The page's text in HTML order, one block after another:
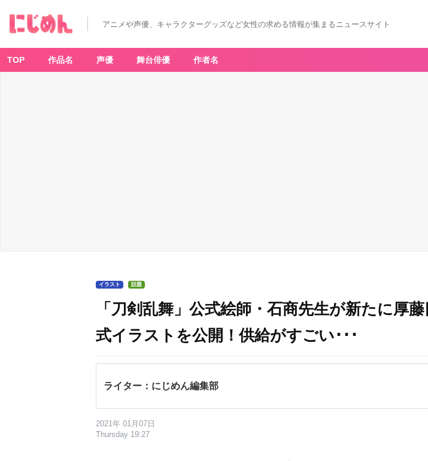
アニメや声優、キャラクターグッズなど女性の求める情報が集まるニュースサイト
TOP 作品名 声優 舞台俳優 作者名
イラスト 話題
「刀剣乱舞」公式絵師・石商先生が新たに厚
式イラストを公開！供給がすごい･･･
ライター：にじめん編集部
2021年 01月07日
Thursday 19:27